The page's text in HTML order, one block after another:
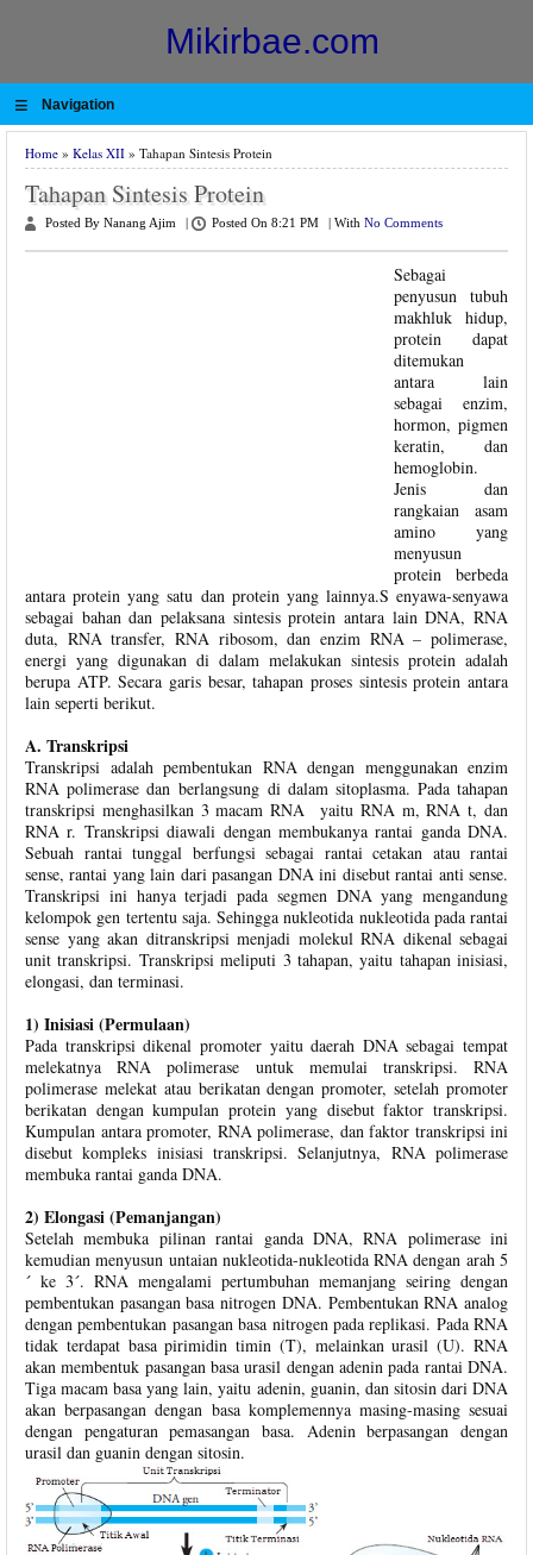
Mikirbae.com
≡ Navigation
Home » Kelas XII » Tahapan Sintesis Protein
Tahapan Sintesis Protein
Posted By Nanang Ajim Posted On 8:21 PM With No Comments
Sebagai
penyusun tubuh
makhluk hidup,
protein dapat
ditemukan
antara lain
sebagai enzim,
hormon, pigmen
keratin, dan
hemoglobin.
Jenis dan
rangkaian asam
amino yang
menyusun
protein berbeda
antara protein yang satu dan protein yang lainnya.S enyawa-senyawa
sebagai bahan dan pelaksana sintesis protein antara lain DNA, RNA
duta, RNA transfer, RNA ribosom, dan enzim RNA – polimerase,
energi yang digunakan di dalam melakukan sintesis protein adalah
berupa ATP. Secara garis besar, tahapan proses sintesis protein antara
lain seperti berikut.
A. Transkripsi
Transkripsi adalah pembentukan RNA dengan menggunakan enzim
RNA polimerase dan berlangsung di dalam sitoplasma. Pada tahapan
transkripsi menghasilkan 3 macam RNA yaitu RNA m, RNA t, dan
RNA r. Transkripsi diawali dengan membukanya rantai ganda DNA.
Sebuah rantai tunggal berfungsi sebagai rantai cetakan atau rantai
sense, rantai yang lain dari pasangan DNA ini disebut rantai anti sense.
Transkripsi ini hanya terjadi pada segmen DNA yang mengandung
kelompok gen tertentu saja. Sehingga nukleotida nukleotida pada rantai
sense yang akan ditranskripsi menjadi molekul RNA dikenal sebagai
unit transkripsi. Transkripsi meliputi 3 tahapan, yaitu tahapan inisiasi,
elongasi, dan terminasi.
1) Inisiasi (Permulaan)
Pada transkripsi dikenal promoter yaitu daerah DNA sebagai tempat
melekatnya RNA polimerase untuk memulai transkripsi. RNA
polimerase melekat atau berikatan dengan promoter, setelah promoter
berikatan dengan kumpulan protein yang disebut faktor transkripsi.
Kumpulan antara promoter, RNA polimerase, dan faktor transkripsi ini
disebut kompleks inisiasi transkripsi. Selanjutnya, RNA polimerase
membuka rantai ganda DNA.
2) Elongasi (Pemanjangan)
Setelah membuka pilinan rantai ganda DNA, RNA polimerase ini
kemudian menyusun untaian nukleotida-nukleotida RNA dengan arah 5
´ ke 3´. RNA mengalami pertumbuhan memanjang seiring dengan
pembentukan pasangan basa nitrogen DNA. Pembentukan RNA analog
dengan pembentukan pasangan basa nitrogen pada replikasi. Pada RNA
tidak terdapat basa pirimidin timin (T), melainkan urasil (U). RNA
akan membentuk pasangan basa urasil dengan adenin pada rantai DNA.
Tiga macam basa yang lain, yaitu adenin, guanin, dan sitosin dari DNA
akan berpasangan dengan basa komplemennya masing-masing sesuai
dengan pengaturan pemasangan basa. Adenin berpasangan dengan
urasil dan guanin dengan sitosin.